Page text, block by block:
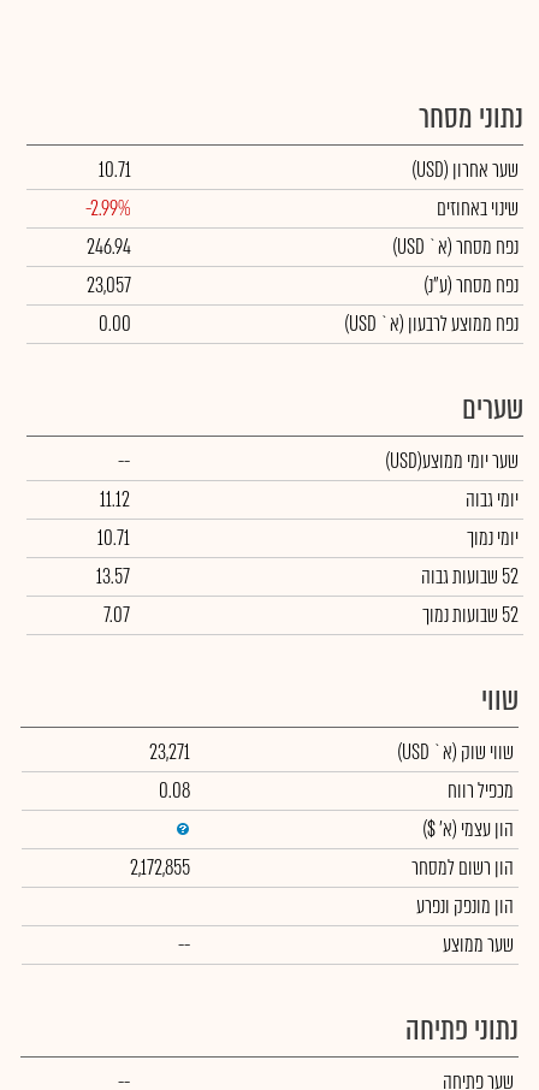
נתוני מסחר
שער אחרון (USD)
10.71
שינוי באחוזים
-2.99%
נפח מסחר(א` USD)
246.94
נפח מסחר(ע"נ)
23,057
נפח ממוצע לרבעון (א` USD)
0.00
שערים
שער יומי ממוצע(USD)
--
יומי גבוה
11.12
יומי נמוך
10.71
52 שבועות גבוה
13.57
52 שבועות נמוך
7.07
שווי
שווי שוק (א` USD)
23,271
מכפיל רווח
0.08
הון עצמי (א' $)
הון רשום למסחר
2,172,855
הון מונפק ונפרע
שער ממוצע
--
נתוני פתיחה
שער פתיחה --